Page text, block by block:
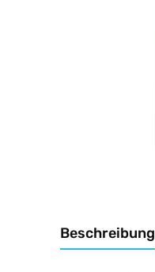
Beschreibung